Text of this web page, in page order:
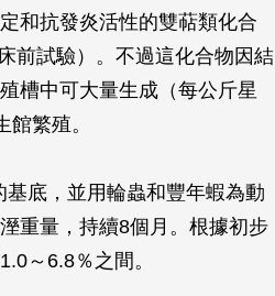
和抗發炎活性的雙萜類化合
前試驗）。不過這化合物因結
槽中可大量生成（每公斤星
繁殖。
底，並用輪蟲和豐年蝦為動
重量，持續8個月。根據初步
～6.8％之間。